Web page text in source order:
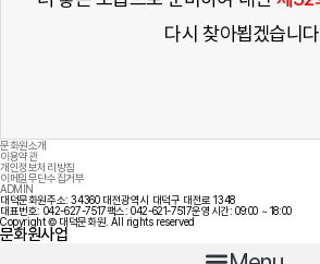
다시 찾아뵙겠습니
문화원소개
이용약관
개인정보처리방침
이메일무단수집거부
ADMIN
대덕문화원주소: 34360 대전광역시 대덕구 대전로 1348
대표번호: 042-627-7517팩스: 042-621-7517운영시간: 09:00 ~ 18:00
Copyright © 대덕문화원. All rights reserved
문화원사업